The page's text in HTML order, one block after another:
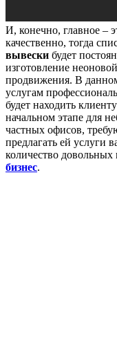
И, конечно, главное –
качественно, тогда
вывески будет
изготовление
продвижения. В
услугам
будет находить
начальном этапе для
частных офисов,
предлагать ей услуги
количество
бизнес.